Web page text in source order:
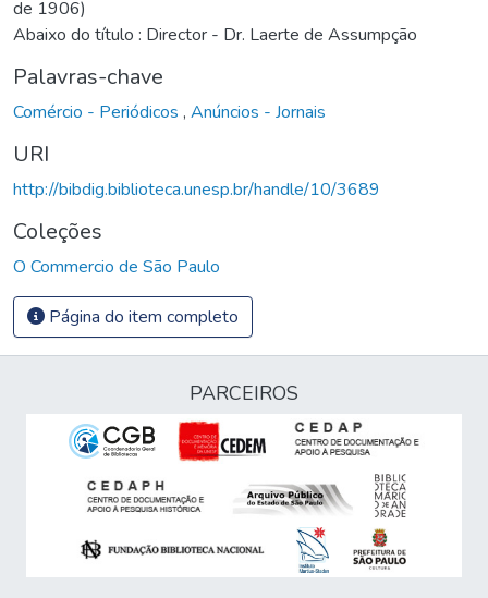
de 1906)
Abaixo do título : Director - Dr. Laerte de Assumpção
Palavras-chave
Comércio - Periódicos , Anúncios - Jornais
URI
http://bibdig.biblioteca.unesp.br/handle/10/3689
Coleções
O Commercio de São Paulo
Página do item completo
PARCEIROS